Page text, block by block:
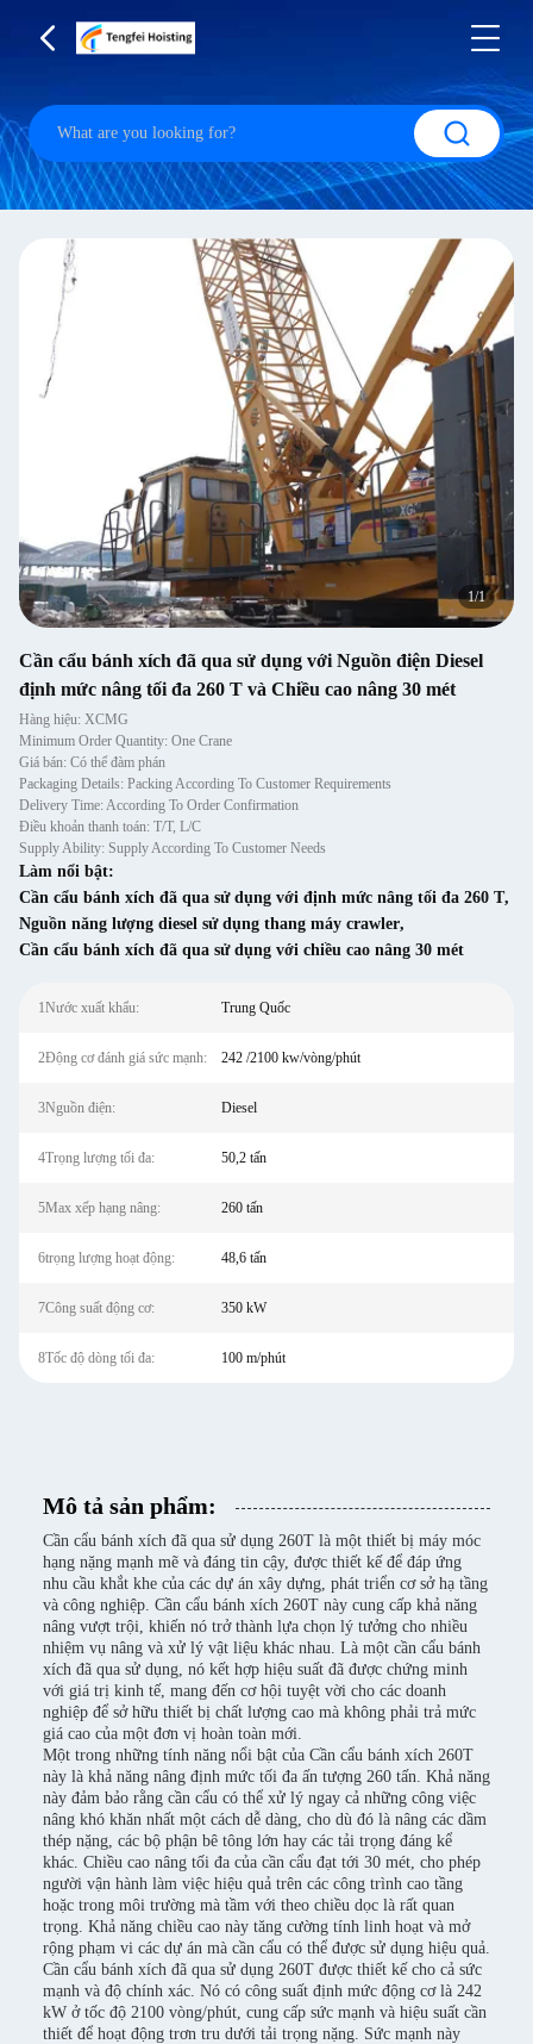
1/1
Cần cẩu bánh xích đã qua sử dụng với Nguồn điện Diesel
định mức nâng tối đa 260 T và Chiều cao nâng 30 mét
Hàng hiệu: XCMG
Minimum Order Quantity: One Crane
Giá bán: Có thể đàm phán
Packaging Details: Packing According To Customer Requirements
Delivery Time: According To Order Confirmation
Điều khoản thanh toán: T/T, L/C
Supply Ability: Supply According To Customer Needs
Làm nổi bật:
Cần cẩu bánh xích đã qua sử dụng với định mức nâng tối đa 260 T,
Nguồn năng lượng diesel sử dụng thang máy crawler,
Cần cẩu bánh xích đã qua sử dụng với chiều cao nâng 30 mét
1Nước xuất khẩu: Trung Quốc
2Động cơ đánh giá sức mạnh: 242 /2100 kw/vòng/phút
3Nguồn điện: Diesel
4Trọng lượng tối đa: 50,2 tấn
5Max xếp hạng nâng: 260 tấn
6trọng lượng hoạt động: 48,6 tấn
7Công suất động cơ: 350 kW
8Tốc độ dòng tối đa: 100 m/phút
Mô tả sản phẩm:
Cần cẩu bánh xích đã qua sử dụng 260T là một thiết bị máy móc
hạng nặng mạnh mẽ và đáng tin cậy, được thiết kế để đáp ứng
nhu cầu khắt khe của các dự án xây dựng, phát triển cơ sở hạ tầng
và công nghiệp. Cần cẩu bánh xích 260T này cung cấp khả năng
nâng vượt trội, khiến nó trở thành lựa chọn lý tưởng cho nhiều
nhiệm vụ nâng và xử lý vật liệu khác nhau. Là một cần cẩu bánh
xích đã qua sử dụng, nó kết hợp hiệu suất đã được chứng minh
với giá trị kinh tế, mang đến cơ hội tuyệt vời cho các doanh
nghiệp để sở hữu thiết bị chất lượng cao mà không phải trả mức
giá cao của một đơn vị hoàn toàn mới.
Một trong những tính năng nổi bật của Cần cẩu bánh xích 260T
này là khả năng nâng định mức tối đa ấn tượng 260 tấn. Khả năng
này đảm bảo rằng cần cẩu có thể xử lý ngay cả những công việc
nâng khó khăn nhất một cách dễ dàng, cho dù đó là nâng các dầm
thép nặng, các bộ phận bê tông lớn hay các tải trọng đáng kể
khác. Chiều cao nâng tối đa của cần cẩu đạt tới 30 mét, cho phép
người vận hành làm việc hiệu quả trên các công trình cao tầng
hoặc trong môi trường mà tầm với theo chiều dọc là rất quan
trọng. Khả năng chiều cao này tăng cường tính linh hoạt và mở
rộng phạm vi các dự án mà cần cẩu có thể được sử dụng hiệu quả.
Cần cẩu bánh xích đã qua sử dụng 260T được thiết kế cho cả sức
mạnh và độ chính xác. Nó có công suất định mức động cơ là 242
kW ở tốc độ 2100 vòng/phút, cung cấp sức mạnh và hiệu suất cần
thiết để hoạt động trơn tru dưới tải trọng nặng. Sức mạnh này